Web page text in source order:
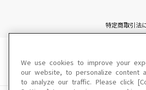
特定商取引法
We use cookies to improve your
our website, to personalize content
to analyze our traffic. Please click